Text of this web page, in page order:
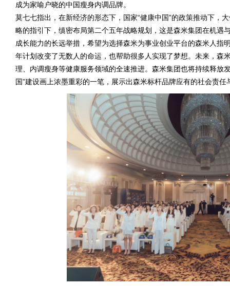
成为家喻户晓的中国瘦身内调品牌。
莫七七指出，在新经济的形态下，国家“健康中国”的政策推动下，
略的指引下，缜密布局第二个五年战略规划，这是森米集团在机遇
成长能力的长远举措，希望为选择森米为事业创业平台的森米人指
年计划改变了无数人的命运，也帮助很多人实现了梦想。未来，森
理、内调瘦身等健康服务领域的全速推进。森米集团也将持续释放
国”建设画上浓墨重彩的一笔，展示出森米标杆品牌应有的社会责任